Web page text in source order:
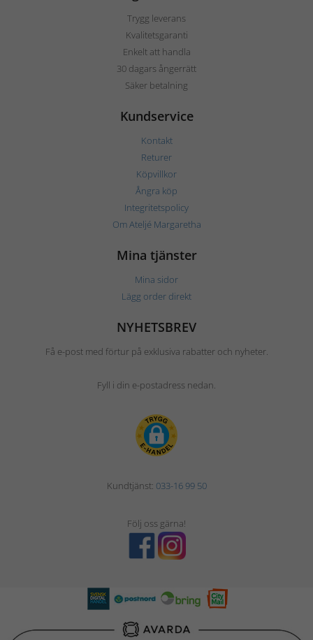
Trygg leverans
Kvalitetsgaranti
Enkelt att handla
30 dagars ångerrätt
Säker betalning
Kundservice
Kontakt
Returer
Köpvillkor
Ångra köp
Integritetspolicy
Om Ateljé Margaretha
Mina tjänster
Mina sidor
Lägg order direkt
NYHETSBREV
Få e-post med förtur på exklusiva rabatter och nyheter.
Fyll i din e-postadress nedan.
Kundtjänst: 033-16 99 50
Följ oss gärna!